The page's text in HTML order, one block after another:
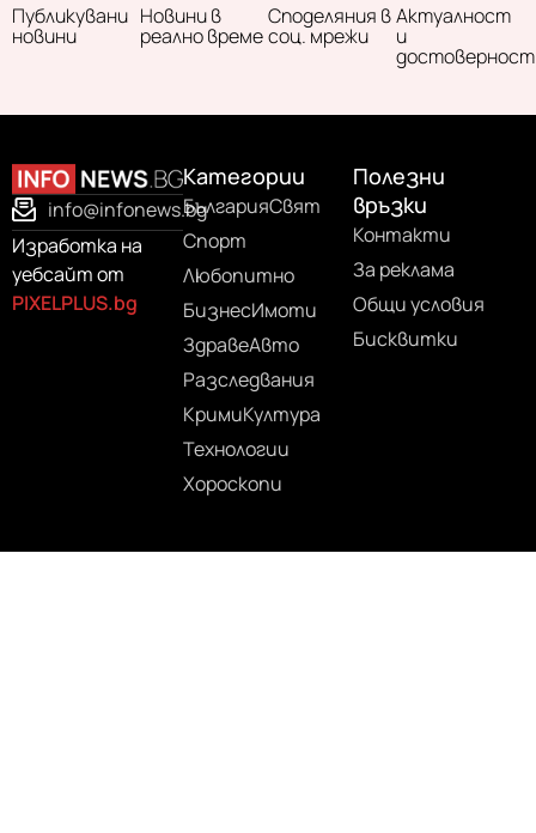
Публикувани
новини
Новини в
реално време
Споделяния в
соц. мрежи
Актуалност
и
достоверност
info@infonews.bg
Изработка на
уебсайт от
PIXELPLUS.bg
Категории
БългарияСвят
Спорт
Любопитно
БизнесИмоти
ЗдравеАвто
Разследвания
КримиКултура
Технологии
Хороскопи
Полезни
връзки
Контакти
За реклама
Общи условия
Бисквитки